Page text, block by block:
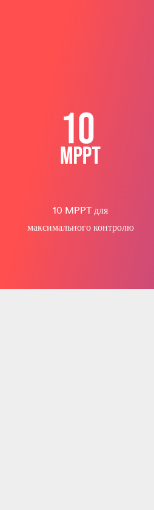
10 MPPT для
максимального контролю